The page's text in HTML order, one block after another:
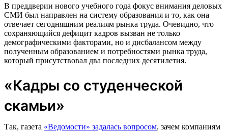
В преддверии нового учебного года фокус внимания деловых
СМИ был направлен на систему образования и то, как она
отвечает сегодняшним реалиям рынка труда. Очевидно, что
сохраняющийся дефицит кадров вызван не только
демографическими факторами, но и дисбалансом между
полученным образованием и потребностями рынка труда,
который присутствовал два последних десятилетия.
«Кадры со студенческой
скамьи»
Так, газета «Ведомости» задалась вопросом, зачем компаниям